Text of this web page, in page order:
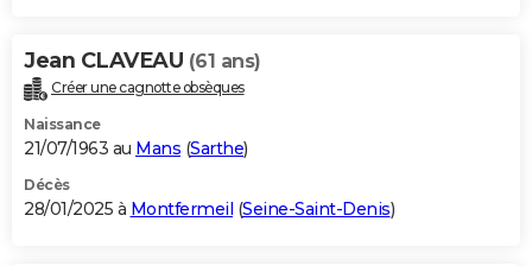
Jean CLAVEAU (61 ans)
Créer une cagnotte obsèques
Naissance
21/07/1963 au Mans (Sarthe)
Décès
28/01/2025 à Montfermeil (Seine-Saint-Denis)